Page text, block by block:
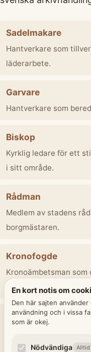
Sadelmakare
Hantverkare som
läderarbete.
Garvare
Hantverkare som
Biskop
Kyrklig ledare för ett
i sitt område.
Rådman
Medlem av stadens
borgmästaren.
Kronofogde
Kronoämbetsman
rättsliga beslut i ett
Kantor
klockare och organist.
En kort notis om
Den här sajten
användning och i vissa
som är okej.
Nödvändiga